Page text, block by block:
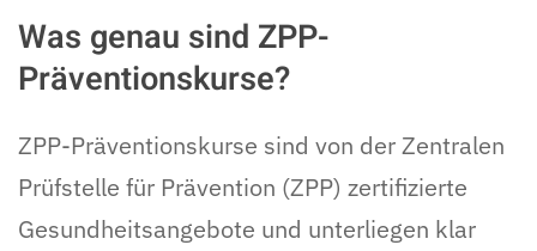
Was genau sind ZPP-
Präventionskurse?
ZPP-Präventionskurse sind von der Zentralen
Prüfstelle für Prävention (ZPP) zertifizierte
Gesundheitsangebote und unterliegen klar